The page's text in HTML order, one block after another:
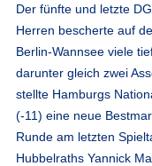
Der fünfte und letzte
Herren bescherte auf
Berlin-Wannsee viele
darunter gleich zwei
stellte Hamburgs
(-11) eine neue
Runde am letzten
Hubbelraths Yannick